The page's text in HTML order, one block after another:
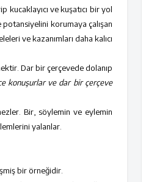
ve kuşatıcı bir yol
korumaya çalışan
ve kazanımları daha kalıcı
Dar bir çerçevede dolanıp
konuşurlar ve dar bir çerçeve
Bir, söylemin ve eylemin
yalanlar.
bir örneğidir.